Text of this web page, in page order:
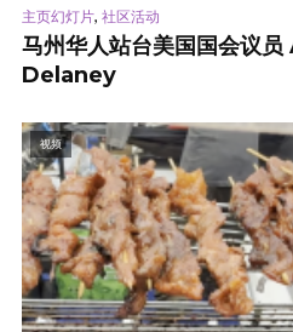
主页幻灯片, 社区活动
马州华人站台美国国会议
Delaney
视频